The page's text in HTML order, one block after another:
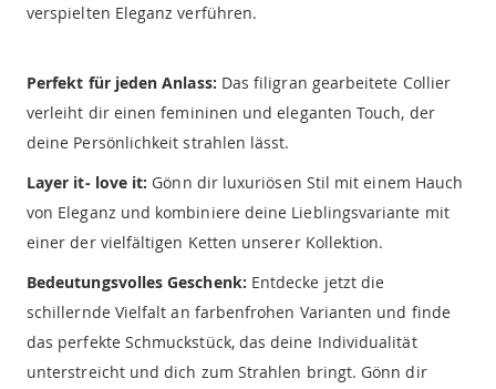
verspielten Eleganz verführen.
Perfekt für jeden Anlass: Das filigran gearbeitete Collier
verleiht dir einen femininen und eleganten Touch, der
deine Persönlichkeit strahlen lässt.
Layer it- love it: Gönn dir luxuriösen Stil mit einem Hauch
von Eleganz und kombiniere deine Lieblingsvariante mit
einer der vielfältigen Ketten unserer Kollektion.
Bedeutungsvolles Geschenk: Entdecke jetzt die
schillernde Vielfalt an farbenfrohen Varianten und finde
das perfekte Schmuckstück, das deine Individualität
unterstreicht und dich zum Strahlen bringt. Gönn dir